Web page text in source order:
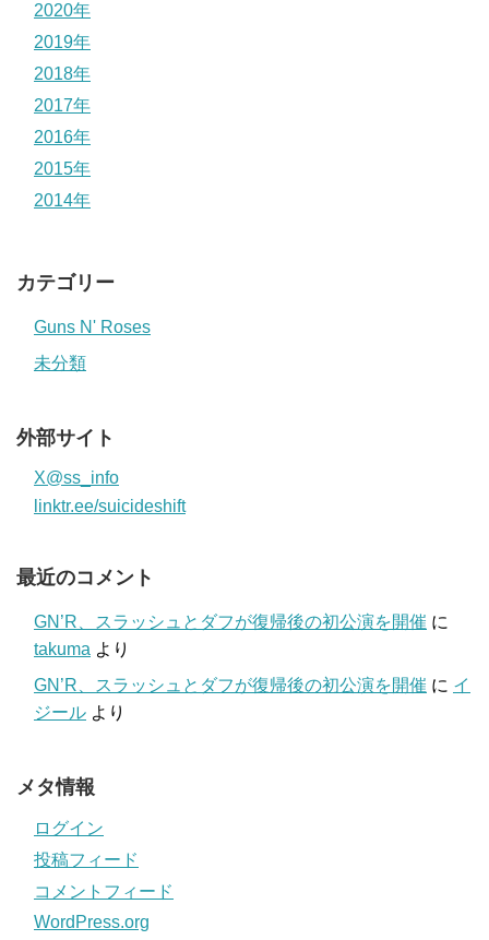
2020年
2019年
2018年
2017年
2016年
2015年
2014年
カテゴリー
Guns N' Roses
未分類
外部サイト
X@ss_info
linktr.ee/suicideshift
最近のコメント
GN’R、スラッシュとダフが復帰後の初公演を開催 に
takuma より
GN’R、スラッシュとダフが復帰後の初公演を開催 に イ
ジール より
メタ情報
ログイン
投稿フィード
コメントフィード
WordPress.org